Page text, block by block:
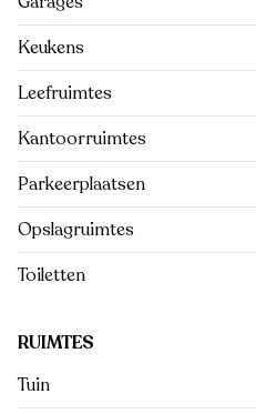
Keukens
Leefruimtes
Kantoorruimtes
Parkeerplaatsen
Opslagruimtes
Toiletten
RUIMTES
Tuin